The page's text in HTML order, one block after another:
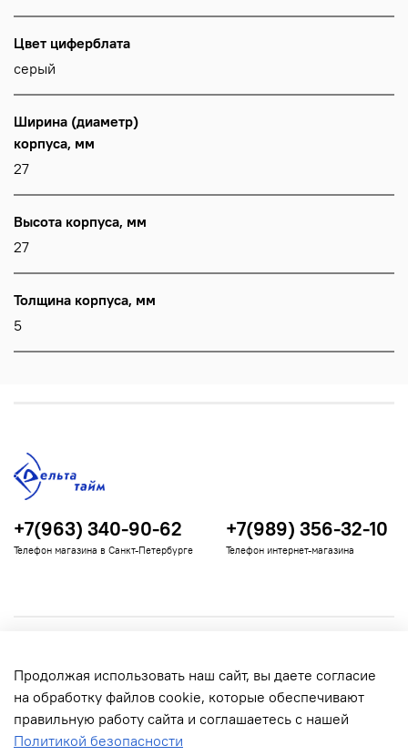
Цвет циферблата
серый
Ширина (диаметр)
корпуса, мм
27
Высота корпуса, мм
27
Толщина корпуса, мм
5
Информация для покупателей
+7(963) 340-90-62
Телефон магазина в Санкт-Петербурге
+7(989) 356-32-10
Телефон интернет-магазина
Продолжая использовать наш сайт, вы даете согласие
на обработку файлов cookie, которые обеспечивают
правильную работу сайта и соглашаетесь с нашей
Политикой безопасности